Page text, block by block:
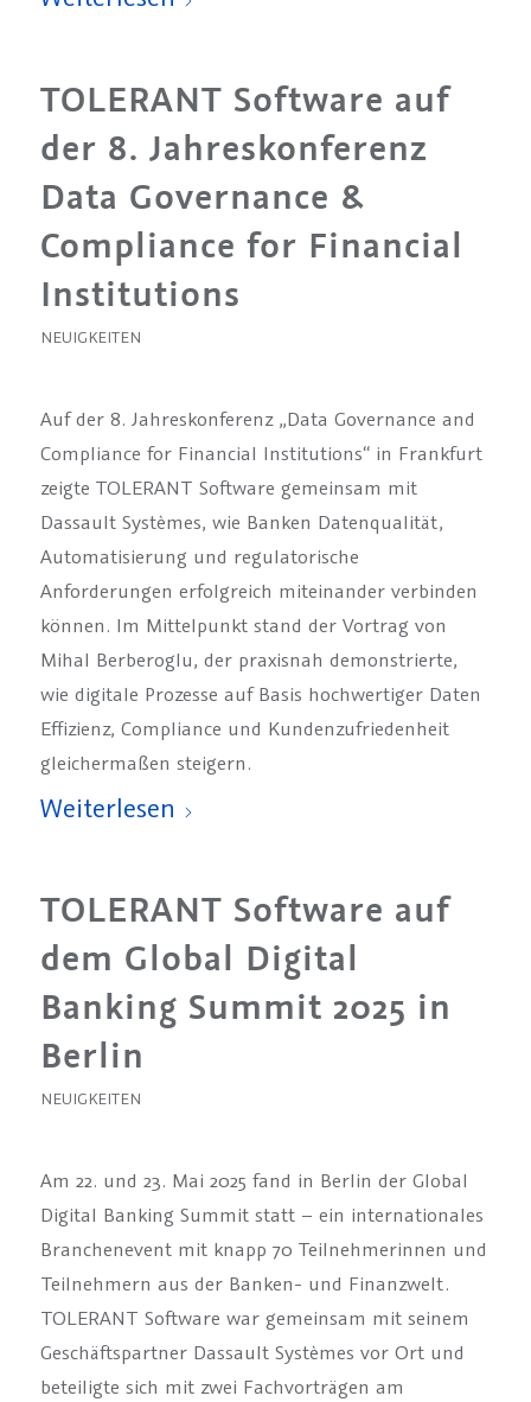
TOLERANT Software auf
der 8. Jahreskonferenz
Data Governance &
Compliance for Financial
Institutions
NEUIGKEITEN
Auf der 8. Jahreskonferenz „Data Governance and
Compliance for Financial Institutions“ in Frankfurt
zeigte TOLERANT Software gemeinsam mit
Dassault Systèmes, wie Banken Datenqualität,
Automatisierung und regulatorische
Anforderungen erfolgreich miteinander verbinden
können. Im Mittelpunkt stand der Vortrag von
Mihal Berberoglu, der praxisnah demonstrierte,
wie digitale Prozesse auf Basis hochwertiger Daten
Effizienz, Compliance und Kundenzufriedenheit
gleichermaßen steigern.
Weiterlesen
TOLERANT Software auf
dem Global Digital
Banking Summit 2025 in
Berlin
NEUIGKEITEN
Am 22. und 23. Mai 2025 fand in Berlin der Global
Digital Banking Summit statt – ein internationales
Branchenevent mit knapp 70 Teilnehmerinnen und
Teilnehmern aus der Banken- und Finanzwelt.
TOLERANT Software war gemeinsam mit seinem
Geschäftspartner Dassault Systèmes vor Ort und
beteiligte sich mit zwei Fachvorträgen am